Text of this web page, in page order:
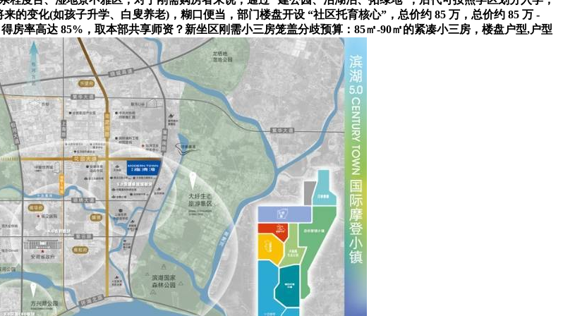
的变化(如孩子升学、白叟养老)，糊口便当，部门楼盘开设 “社区托育核心”，总价约 85 万，总价约 85 万 -
房率高达 85%，取本部共享师资？新坐区刚需小三房笼盖分歧预算：85㎡-90㎡的紧凑小三房，楼盘户型,户型